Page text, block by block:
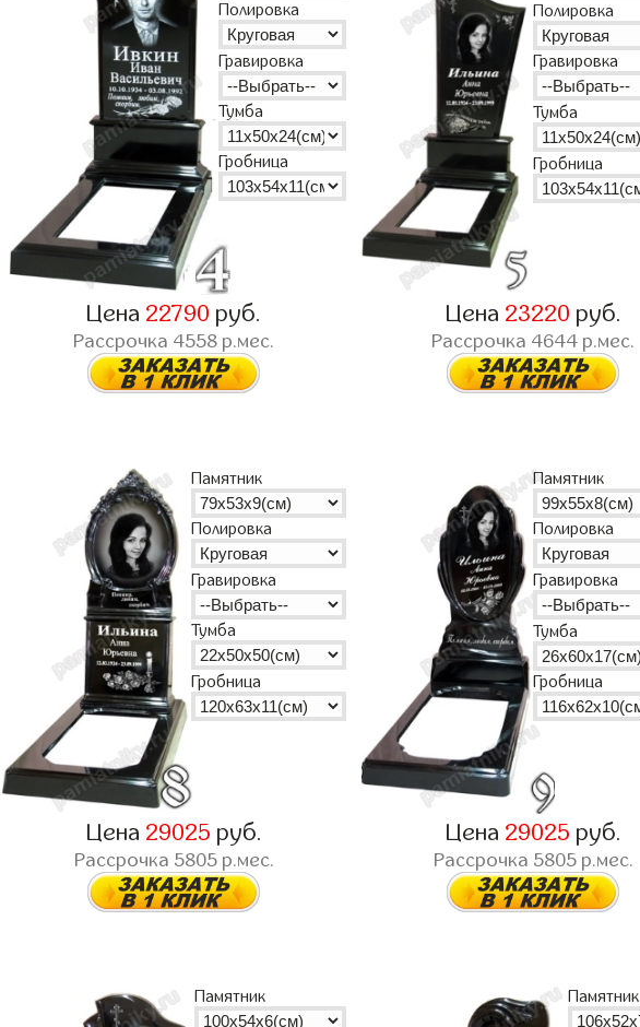
Полировка
Гравировка
Тумба
Гробница
Цена 22790 руб.
Рассрочка 4558 р.мес.
Полировка
Гравировка
Тумба
Гробница
Цена 23220 руб.
Рассрочка 4644 р.мес.
Памятник
Полировка
Гравировка
Тумба
Гробница
Цена 29025 руб.
Рассрочка 5805р.мес.
Памятник
Полировка
Гравировка
Тумба
Гробница
Цена 29025 руб.
Рассрочка 5805р.мес.
Памятник Памятник